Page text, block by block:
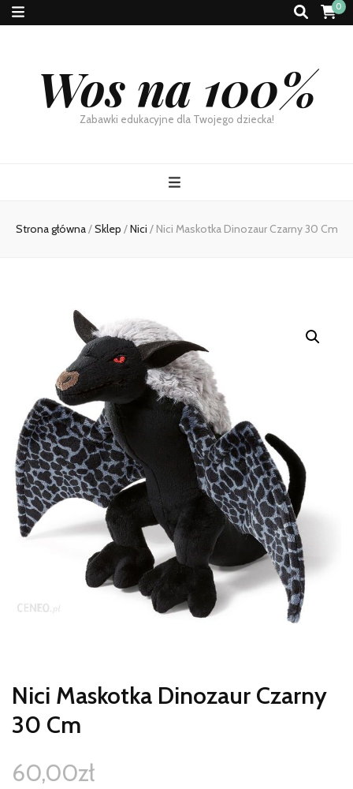
0
Wos na 100%
Zabawki edukacyjne dla Twojego dziecka!
Strona główna/Sklep /Nici / Nici Maskotka Dinozaur Czarny 30 Cm
Nici Maskotka Dinozaur Czarny
30 Cm
60,00zł